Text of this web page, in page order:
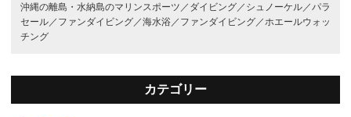
沖縄の離島・水納島のマリンスポーツ／ ダイビング／ シュノーケル／ パラ
セール／ ファンダイビング／海水浴／ ファンダイビング／ ホエールウォッ
チング
カテゴリー